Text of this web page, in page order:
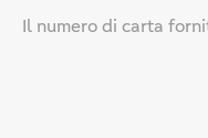
Il numero di carta